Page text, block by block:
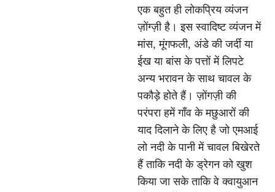
एक बहुत ही लोकप्रिय व्यंजन
ज़ोंग्ज़ी है। इस स्वादिष्ट व्यंजन में
मांस, मूंगफली, अंडे की जर्दी या
ईख या बांस के पत्तों में लिपटे
अन्य भरावन के साथ चावल के
पकौड़े होते हैं। ज़ोंगज़ी की
परंपरा हमें गाँव के मछुआरों की
याद दिलाने के लिए है जो एमआई
लो नदी के पानी में चावल बिखेरते
हैं ताकि नदी के ड्रेगन को खुश
किया जा सके ताकि वे क्वायुआन